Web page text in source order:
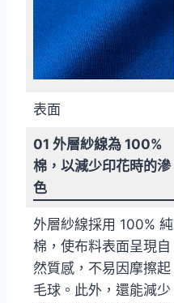
表面
01 外層紗線為 100%
棉，以減少印花時的滲
色
外層紗線採用 100% 純
棉，使布料表面呈現自
然質感，不易因摩擦起
毛球。此外，還能減少